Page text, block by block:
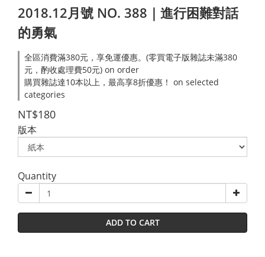
2018.12月號 NO. 388｜進行困難對話
的勇氣
全區消費滿380元，享免運優惠。(零買電子版雜誌未滿380
元，酌收處理費50元) on order
購買雜誌達10本以上，最高享8折優惠！ on selected
categories
NT$180
版本
Quantity
ADD TO CART